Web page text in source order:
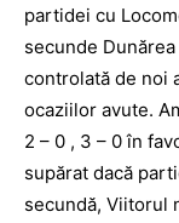
partidei cu
secunde
controlată de noi
ocaziilor avute.
2 – 0 , 3 – 0 în
supărat dacă
secundă, Viitorul